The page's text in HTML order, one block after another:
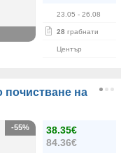
23.05 - 26.08
28 грабнати
Център
почистване на
38.35€
84.36€
-55%